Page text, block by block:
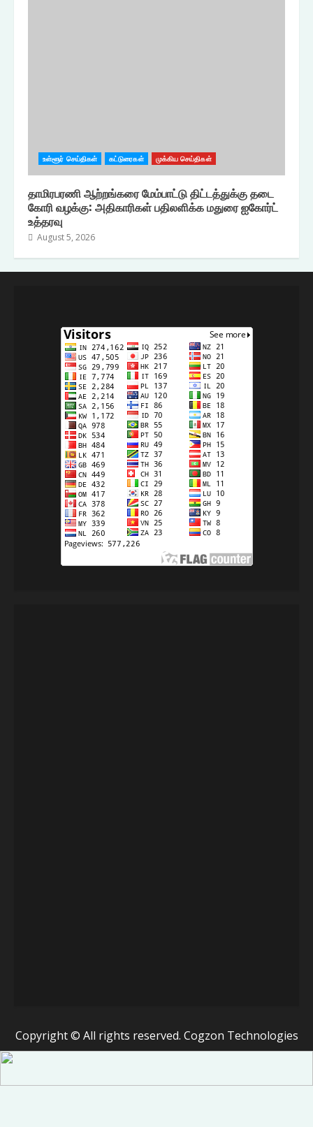
உள்ளூர் செய்திகள் கட்டுரைகள் முக்கிய செய்திகள்
தாமிரபரணி ஆற்றங்கரை மேம்பாட்டு திட்டத்துக்கு தடை
கோரி வழக்கு: அதிகாரிகள் பதிலளிக்க மதுரை ஐகோர்ட்
உத்தரவு
August 5, 2026
Copyright © All rights reserved. Cogzon Technologies